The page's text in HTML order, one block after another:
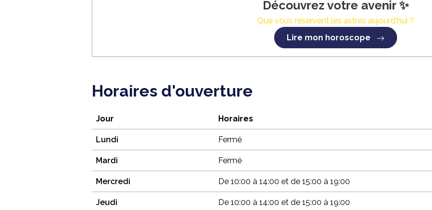
Découvrez votre avenir ✨
Que vous réservent les astres aujourd'hui ?
Lire mon horoscope
Horaires d'ouverture
Jour Horaires
Lundi Fermé
Mardi Fermé
Mercredi De 10:00 à 14:00 et de 15:00 à 19:00
Jeudi De 10:00 à 14:00 et de 15:00 à 19:00